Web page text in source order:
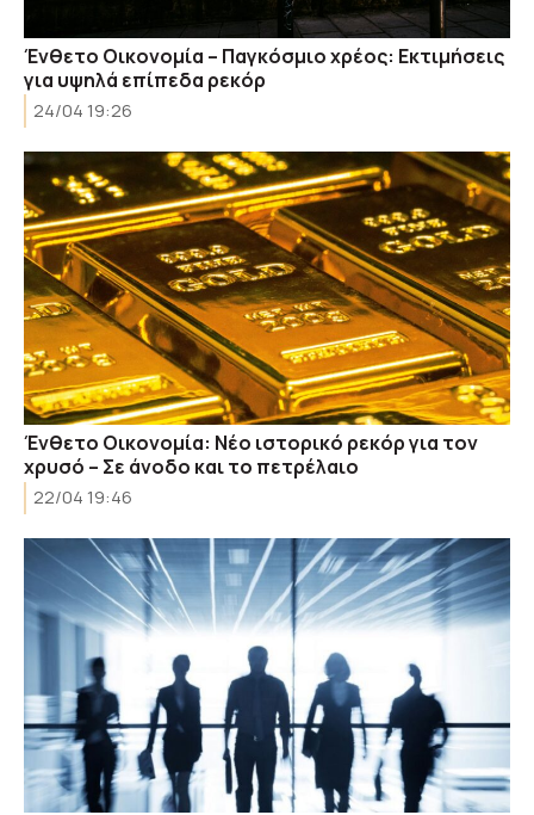
Ένθετο Οικονομία – Παγκόσμιο χρέος: Εκτιμήσεις
για υψηλά επίπεδα ρεκόρ
24/04 19:26
Ένθετο Οικονομία: Νέο ιστορικό ρεκόρ για τον
χρυσό – Σε άνοδο και το πετρέλαιο
22/04 19:46